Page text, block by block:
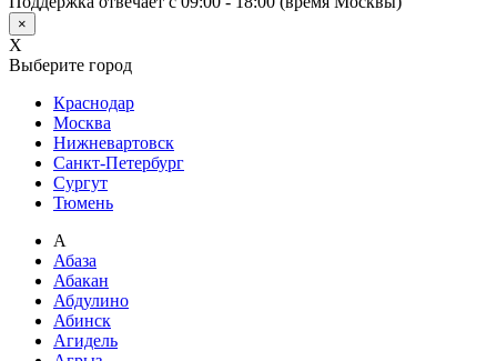
×
X
Выберите город
Краснодар
Москва
Нижневартовск
Санкт-Петербург
Сургут
Тюмень
А
Абаза
Абакан
Абдулино
Абинск
Агидель